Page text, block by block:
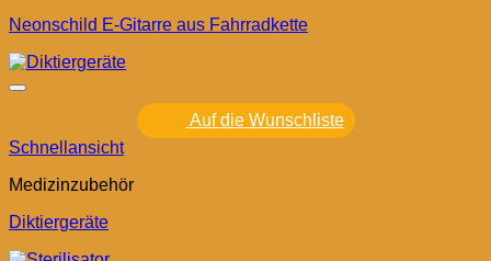
Neonschild E-Gitarre aus Fahrradkette
Auf die Wunschliste
Schnellansicht
Medizinzubehör
Diktiergeräte